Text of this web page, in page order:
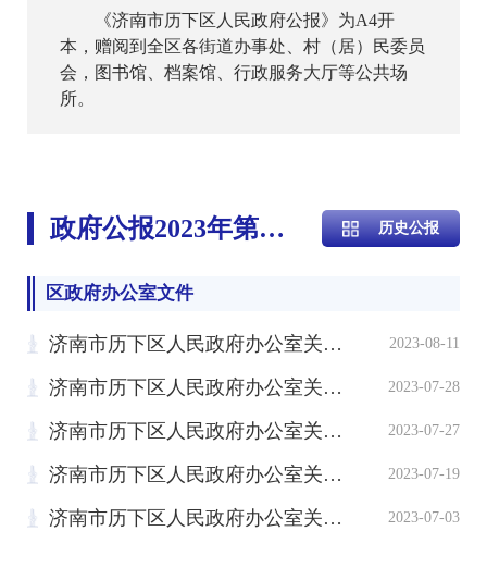
《济南市历下区人民政府公报》为A4开
本，赠阅到全区各街道办事处、村（居）民委员
会，图书馆、档案馆、行政服务大厅等公共场
所。
政府公报2023年第3期（总第19期） 历史公报
区政府办公室文件
济南市历下区人民政府办公室关于印发济南市历下区森林火灾应急预案的通知 2023-08-11
济南市历下区人民政府办公室关于印发济南市历下区自然灾害救助应急预案的通知 2023-07-28
济南市历下区人民政府办公室关于印发济南市历下区政府引导基金管理暂行办法的通知 2023-07-27
济南市历下区人民政府办公室关于印发济南市历下区第三次土壤普查实施方案的通知 2023-07-19
济南市历下区人民政府办公室关于转发《济南市历下区教育和体育局2023年义务教育阶段学校招生工作意见》的通知 2023-07-03